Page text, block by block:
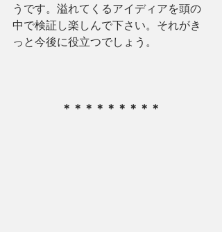
うです。溢れてくるアイディアを頭の
中で検証し楽しんで下さい。それがき
っと今後に役立つでしょう。
＊＊＊＊＊＊＊＊＊